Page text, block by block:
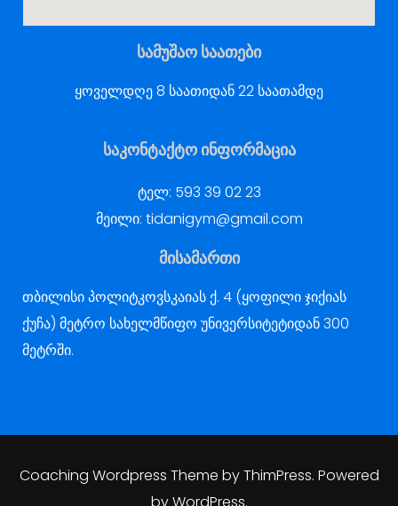
სამუშაო საათები
ყოველდღე 8 საათიდან 22 საათამდე
საკონტაქტო ინფორმაცია
ტელ: 593 39 02 23
მეილი: tidanigym@gmail.com
მისამართი
თბილისი პოლიტკოვსკაიას ქ. 4 (ყოფილი ჯიქიას
ქუჩა) მეტრო სახელმწიფო უნივერსიტეტიდან 300
მეტრში.
Coaching Wordpress Theme byThimPress. Powered
by WordPress.